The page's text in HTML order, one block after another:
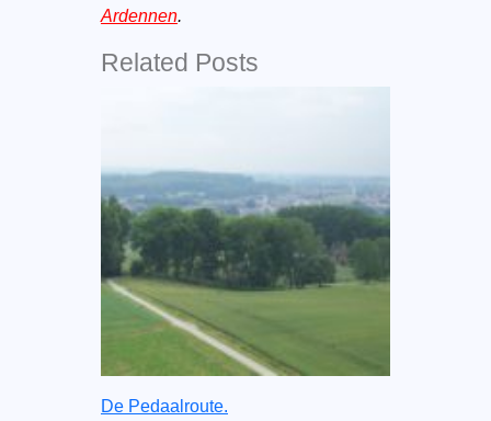
Ardennen.
Related Posts
De Pedaalroute.